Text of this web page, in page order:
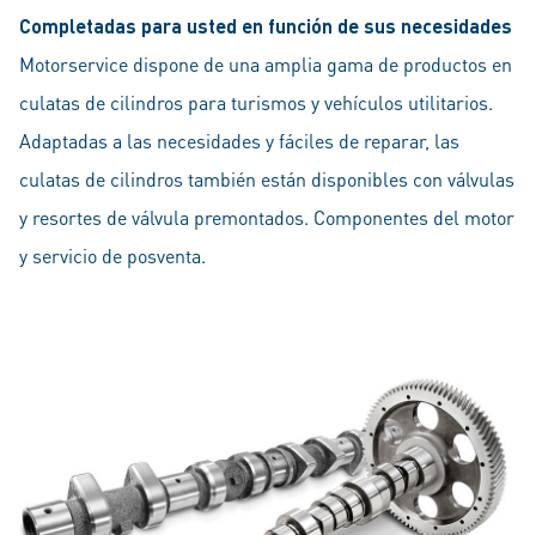
Completadas para usted en función de sus necesidades
Motorservice dispone de una amplia gama de productos en
culatas de cilindros para turismos y vehículos utilitarios.
Adaptadas a las necesidades y fáciles de reparar, las
culatas de cilindros también están disponibles con válvulas
y resortes de válvula premontados. Componentes del motor
y servicio de posventa.